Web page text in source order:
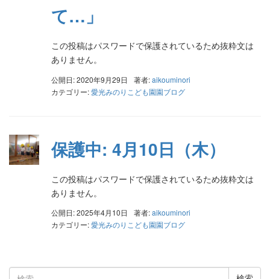
て…」
この投稿はパスワードで保護されているため抜粋文は
ありません。
公開日: 2020年9月29日 著者:aikouminori
カテゴリー:愛光みのりこども園園ブログ
保護中: 4月10日（木）
この投稿はパスワードで保護されているため抜粋文は
ありません。
公開日: 2025年4月10日 著者:aikouminori
カテゴリー:愛光みのりこども園園ブログ
検